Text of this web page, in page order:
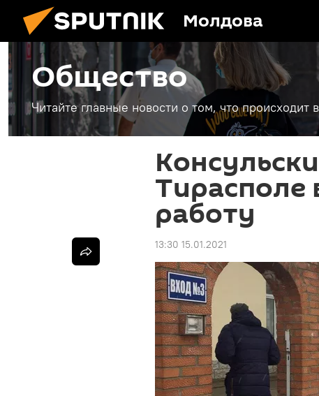
Молдова
Общество
Читайте главные новости о том, что
Тирасполе
работу
13:30 15.01.2021